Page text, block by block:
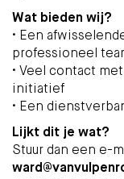
Wat bieden wij?
• Een
professioneel
• Veel contact
initiatief
• Een
Lijkt dit je wat?
Stuur dan een e-